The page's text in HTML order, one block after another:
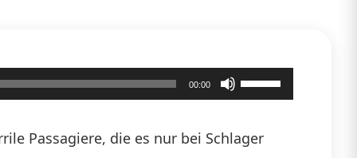
00:00
Pfeiltasten
Passagiere, die es nur bei Schlager